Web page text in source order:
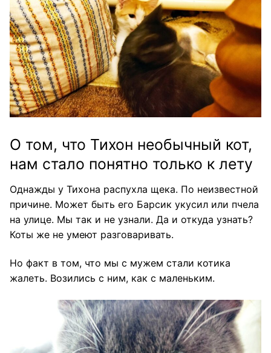
О том, что Тихон необычный кот,
нам стало понятно только к лету
Однажды у Тихона распухла щека. По неизвестной
причине. Может быть его Барсик укусил или пчела
на улице. Мы так и не узнали. Да и откуда узнать?
Коты же не умеют разговаривать.
Но факт в том, что мы с мужем стали котика
жалеть. Возились с ним, как с маленьким.